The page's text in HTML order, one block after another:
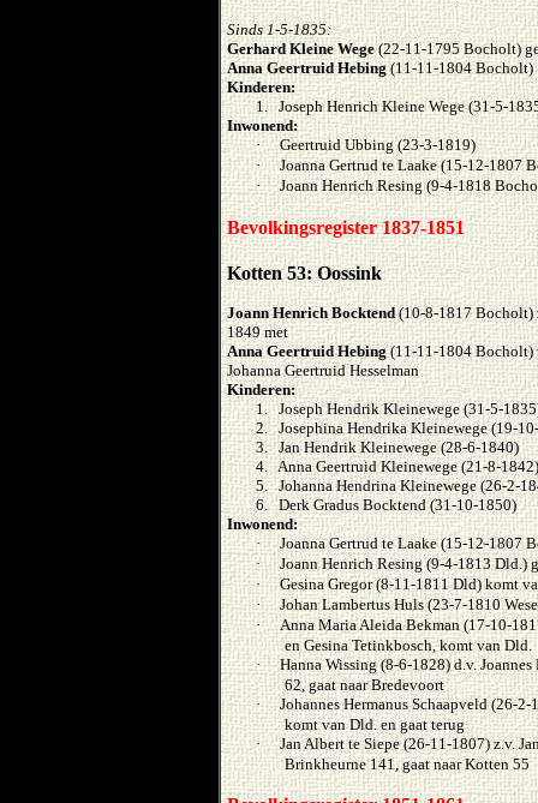
Sinds 1-5-1835:
Gerhard Kleine Wege(22-11-1795 Bocholt)
Anna Geertruid Hebing(11-11-1804 Bocholt)
Kinderen:
1. Joseph Henrich Kleine Wege (31-5-
Inwonend:
·
Geertruid Ubbing (23-3-1819)
·
Joanna Gertrud te Laake (15-12-1807
·
Joann Henrich Resing (9-4-1818
Bevolkingsregister 1837-1851
Kotten 53: Oossink
Joann Henrich Bocktend(10-8-1817 Bocholt)
1849 met
Anna Geertruid Hebing(11-11-1804 Bocholt)
Johanna Geertruid Hesselman
Kinderen:
1. Joseph Hendrik Kleinewege (31-5-
2. Josephina Hendrika Kleinewege (19-
3. Jan Hendrik Kleinewege (28-6-1840)
4. Anna Geertruid Kleinewege (21-8-1842)
5. Johanna Hendrina Kleinewege (26-2-
6. Derk Gradus Bocktend (31-10-1850)
Inwonend:
·
Joanna Gertrud te Laake (15-12-1807
·
Joann Henrich Resing (9-4-1813 Dld.)
·
Gesina Gregor (8-11-1811 Dld) komt
·
Johan Lambertus Huls (23-7-1810
·
Anna Maria Aleida Bekman (17-10-
en Gesina Tetinkbosch, komt van Dld.
·
Hanna Wissing (8-6-1828) d.v.
62, gaat naar Bredevoort
·
Johannes Hermanus Schaapveld (26-
komt van Dld. en gaat terug
·
Jan Albert te Siepe (26-11-1807) z.v.
Brinkheurne 141, gaat naar Kotten 55